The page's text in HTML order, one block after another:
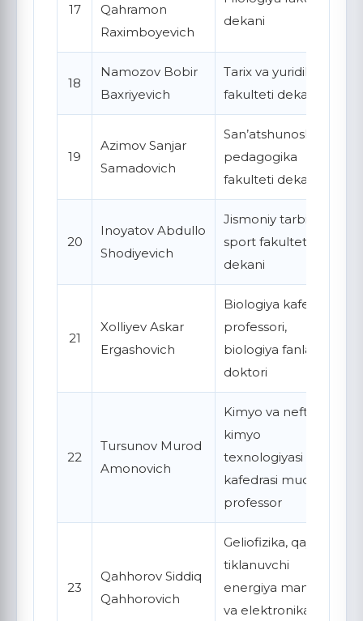
17
Qahramon
Raximboyevich
dekani
18
Namozov Bobir
Baxriyevich
Tarix va yuridik
fakulteti dekani
19
Azimov Sanjar
Samadovich
San’atshunoslik va
pedagogika
fakulteti dekani
20
Inoyatov Abdullo
Shodiyevich
Jismoniy tarbiya va
sport fakulteti
dekani
21
Xolliyev Askar
Ergashovich
Biologiya kafedrasi
professori,
biologiya fanlari
doktori
22
Tursunov Murod
Amonovich
Kimyo va neft-gaz
kimyo
texnologiyasi
kafedrasi mudiri,
professor
23
Qahhorov Siddiq
Qahhorovich
Geliofizika, qayta
tiklanuvchi
energiya manbalari
va elektronika